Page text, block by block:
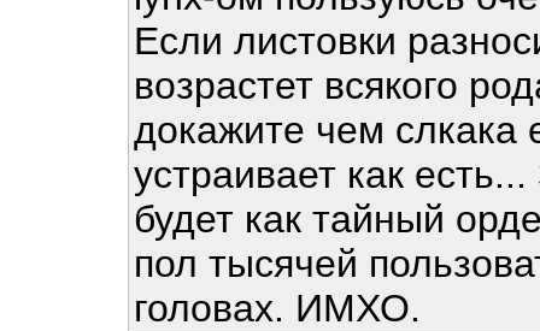
Если листовки
возрастет всякого
докажите чем слкака
устраивает как
будет как тайный
пол тысячей
головах. ИМХО.